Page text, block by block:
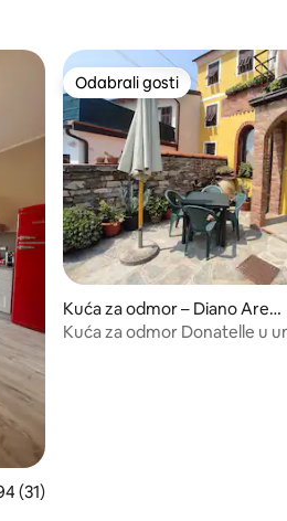
„Odabrali gosti”
ocjena: 4,94/5, recenzija: 31
(31)
Odabrali gosti
Odabrali gosti
Kuća za odmor – Diano Arent
ino
Kuća za odmor Donatelle u